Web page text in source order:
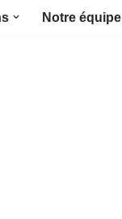
Notre équipe